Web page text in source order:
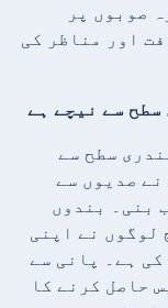
صوبوں پر
اور مناظر کی
سمندری سطح سے
صدیوں سے
بنی۔ بندوں
لوگوں نے اپنی
ہے۔ پانی سے
واپس حاصل کرنے کا